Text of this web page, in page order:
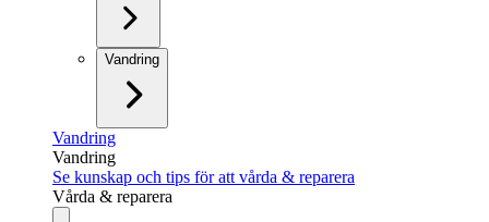
Vandring
Vandring
Vandring
Se kunskap och tips för att vårda & reparera
Vårda & reparera